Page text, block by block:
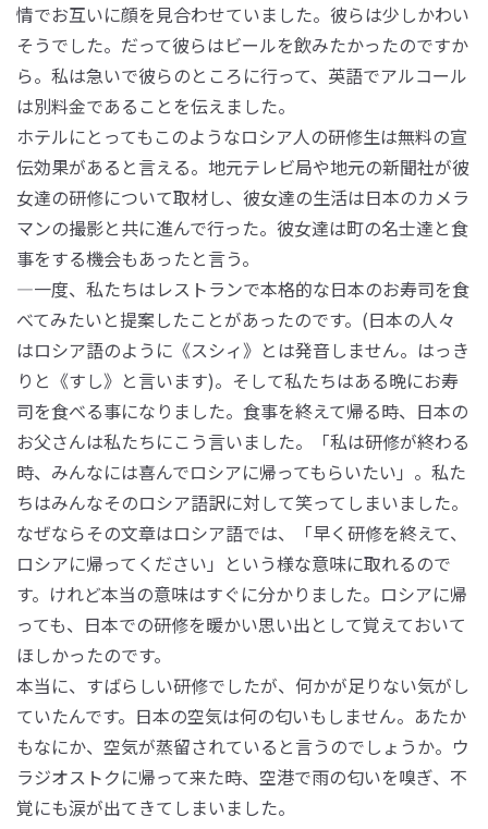
情でお互いに顔を見合わせていました。彼らは少しかわい
そうでした。だって彼らはビールを飲みたかったのですか
ら。私は急いで彼らのところに行って、英語でアルコール
は別料金であることを伝えました。
ホテルにとってもこのようなロシア人の研修生は無料の宣
伝効果があると言える。地元テレビ局や地元の新聞社が彼
女達の研修について取材し、彼女達の生活は日本のカメラ
マンの撮影と共に進んで行った。彼女達は町の名士達と食
事をする機会もあったと言う。
―一度、私たちはレストランで本格的な日本のお寿司を食
べてみたいと提案したことがあったのです。(日本の人々
はロシア語のように《スシィ》とは発音しません。はっき
りと《すし》と言います)。そして私たちはある晩にお寿
司を食べる事になりました。食事を終えて帰る時、日本の
お父さんは私たちにこう言いました。「私は研修が終わる
時、みんなには喜んでロシアに帰ってもらいたい」。私た
ちはみんなそのロシア語訳に対して笑ってしまいました。
なぜならその文章はロシア語では、「早く研修を終えて、
ロシアに帰ってください」という様な意味に取れるので
す。けれど本当の意味はすぐに分かりました。ロシアに帰
っても、日本での研修を暖かい思い出として覚えておいて
ほしかったのです。
本当に、すばらしい研修でしたが、何かが足りない気がし
ていたんです。日本の空気は何の匂いもしません。あたか
もなにか、空気が蒸留されていると言うのでしょうか。ウ
ラジオストクに帰って来た時、空港で雨の匂いを嗅ぎ、不
覚にも涙が出てきてしまいました。